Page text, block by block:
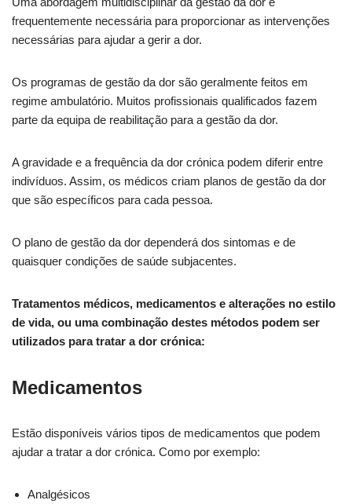
frequentemente necessária para proporcionar as intervenções
necessárias para ajudar a gerir a dor.
Os programas de gestão da dor são geralmente feitos em
regime ambulatório. Muitos profissionais qualificados fazem
parte da equipa de reabilitação para a gestão da dor.
A gravidade e a frequência da dor crónica podem diferir entre
indivíduos. Assim, os médicos criam planos de gestão da dor
que são específicos para cada pessoa.
O plano de gestão da dor dependerá dos sintomas e de
quaisquer condições de saúde subjacentes.
Tratamentos médicos, medicamentos e alterações no estilo
de vida, ou uma combinação destes métodos podem ser
utilizados para tratar a dor crónica:
Medicamentos
Estão disponíveis vários tipos de medicamentos que podem
ajudar a tratar a dor crónica. Como por exemplo:
Analgésicos